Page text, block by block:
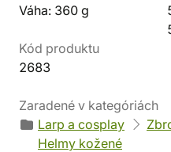
Váha: 360 g
Kód produktu
2683
Zaradené v kategóriách
Larp a cosplay
Helmy kožené